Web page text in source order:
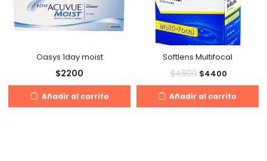
Oasys 1day moist
$2200
Añadir al carrito
Softlens Multifocal
$4800 $4400
Añadir al carrito